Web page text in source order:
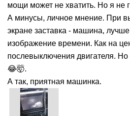
мощи может не хватить. Но я не
А минусы, личное мнение. При
экране заставка - машина,
изображение времени. Как на
послевыключения двигателя. Но
😂🤯.
А так, приятная машинка.